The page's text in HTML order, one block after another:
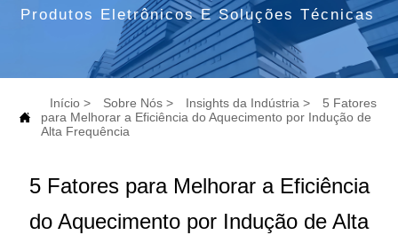
Produtos Eletrônicos E Soluções Técnicas

Início > Sobre Nós > Insights da Indústria >
5 Fatores
para Melhorar a Eficiência do Aquecimento por Indução de
Alta Frequência
5 Fatores para Melhorar a Eficiência
do Aquecimento por Indução de Alta